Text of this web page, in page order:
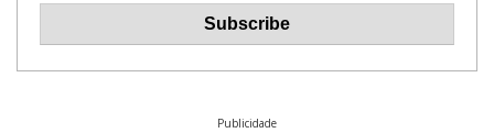
Publicidade